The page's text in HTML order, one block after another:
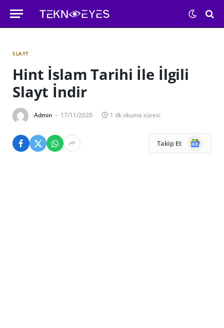
SLAYT
Hint İslam Tarihi İle İlgili
Slayt İndir
Admin 17/11/2020 1 dk okuma süresi
Takip Et
Google
News